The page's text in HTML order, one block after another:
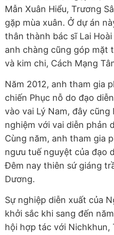
Mẫn Xuân Hiểu, Trương
gặp mùa xuân. Ở dự án
thân thành bác sĩ Lai
anh chàng cũng góp mặt
và kim chi, Cách Mạng
Năm 2012, anh tham gia
chiến Phục nỗ do đạo
vào vai Lý Nam, đây
nghiệm với vai diễn phản
Cùng năm, anh tham gia
ngưu tuế nguyệt của đạo
Đêm nay thiên sứ giáng
Dương.
Sự nghiệp diễn xuất của
khởi sắc khi sang đến
hội hợp tác với Nichkhun,